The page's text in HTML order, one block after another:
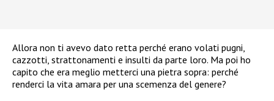
Allora non ti avevo dato retta perché erano volati pugni,
cazzotti, strattonamenti e insulti da parte loro. Ma poi ho
capito che era meglio metterci una pietra sopra: perché
renderci la vita amara per una scemenza del genere?